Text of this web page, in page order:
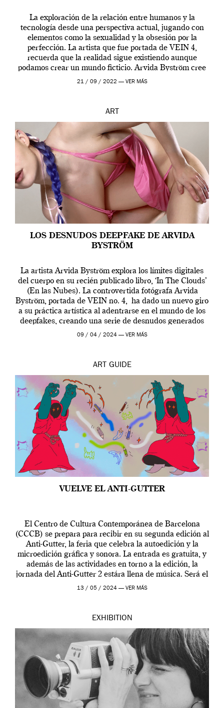
La exploración de la relación entre humanos y la
tecnología desde una perspectiva actual, jugando con
elementos como la sexualidad y la obsesión por la
perfección. La artista que fue portada de VEIN 4,
recuerda que la realidad sigue existiendo aunque
podamos crear un mundo ficticio. Arvida Byström cree
que los humanos tienen un complejo […]
21 / 09 / 2022 — VER MÁS
ART
LOS DESNUDOS DEEPFAKE DE ARVIDA
BYSTRÖM
La artista Arvida Byström explora los límites digitales
del cuerpo en su recién publicado libro, ‘In The Clouds’
(En las Nubes). La controvertida fotógrafa Arvida
Byström, portada de VEIN no. 4, ha dado un nuevo giro
a su práctica artística al adentrarse en el mundo de los
deepfakes, creando una serie de desnudos generados
por […]
09 / 04 / 2024 — VER MÁS
ART GUIDE
VUELVE EL ANTI-GUTTER
El Centro de Cultura Contemporánea de Barcelona
(CCCB) se prepara para recibir en su segunda edición al
Anti-Gutter, la feria que celebra la autoedición y la
microedición gráfica y sonora. La entrada es gratuita, y
además de las actividades en torno a la edición, la
jornada del Anti-Gutter 2 estára llena de música. Será el
[…]
13 / 05 / 2024 — VER MÁS
EXHIBITION